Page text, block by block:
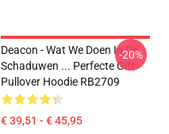
Deacon - Wat We Doen In De
Schaduwen ... Perfecte Gift
Pullover Hoodie RB2709
€ 39,51 - € 45,95
-20%